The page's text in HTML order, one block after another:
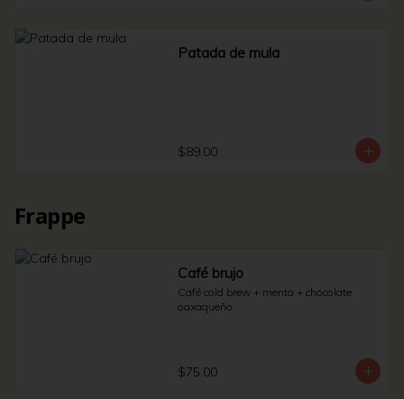
Patada de mula
$89.00
Frappe
Café brujo
Café cold brew + menta + chocolate
oaxaqueño.
$75.00